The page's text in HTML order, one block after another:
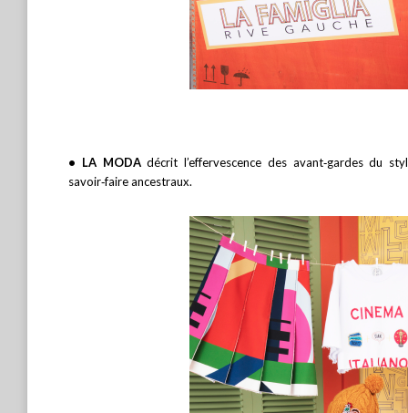
• LA MODAdécrit l’effervescence des avant‑gardes du
savoir‑faire ancestraux.